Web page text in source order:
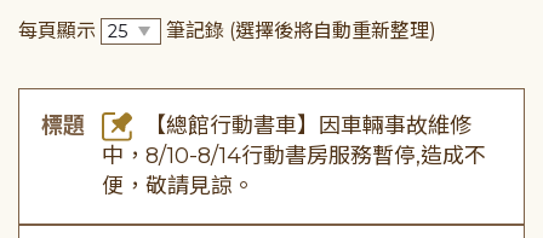
每頁顯示 筆記錄 (選擇後將自動重新整理)
標題
【總館行動書車】因車輛事故維修
中，8/10-8/14行動書房服務暫停,造成不
便，敬請見諒。